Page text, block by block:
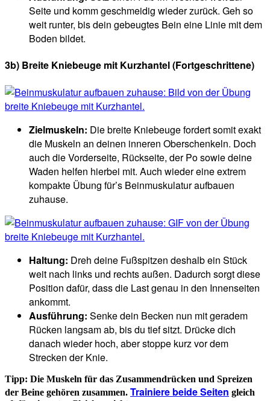
Seite und komm geschmeidig wieder zurück. Geh so
weit runter, bis dein gebeugtes Bein eine Linie mit dem
Boden bildet.
3b) Breite Kniebeuge mit Kurzhantel(Fortgeschrittene)
Zielmuskeln: Die breite Kniebeuge fordert somit exakt
die Muskeln an deinen inneren Oberschenkeln. Doch
auch die Vorderseite, Rückseite, der Po sowie deine
Waden helfen hierbei mit. Auch wieder eine extrem
kompakte Übung für’s Beinmuskulatur aufbauen
zuhause.
Haltung: Dreh deine Fußspitzen deshalb ein Stück
weit nach links und rechts außen. Dadurch sorgt diese
Position dafür, dass die Last genau in den Innenseiten
ankommt.
Ausführung: Senke dein Becken nun mit geradem
Rücken langsam ab, bis du tief sitzt. Drücke dich
danach wieder hoch, aber stoppe kurz vor dem
Strecken der Knie.
Tipp: Die Muskeln für das Zusammendrücken und Spreizen
der Beine gehören zusammen. Trainiere beide Seiten gleich